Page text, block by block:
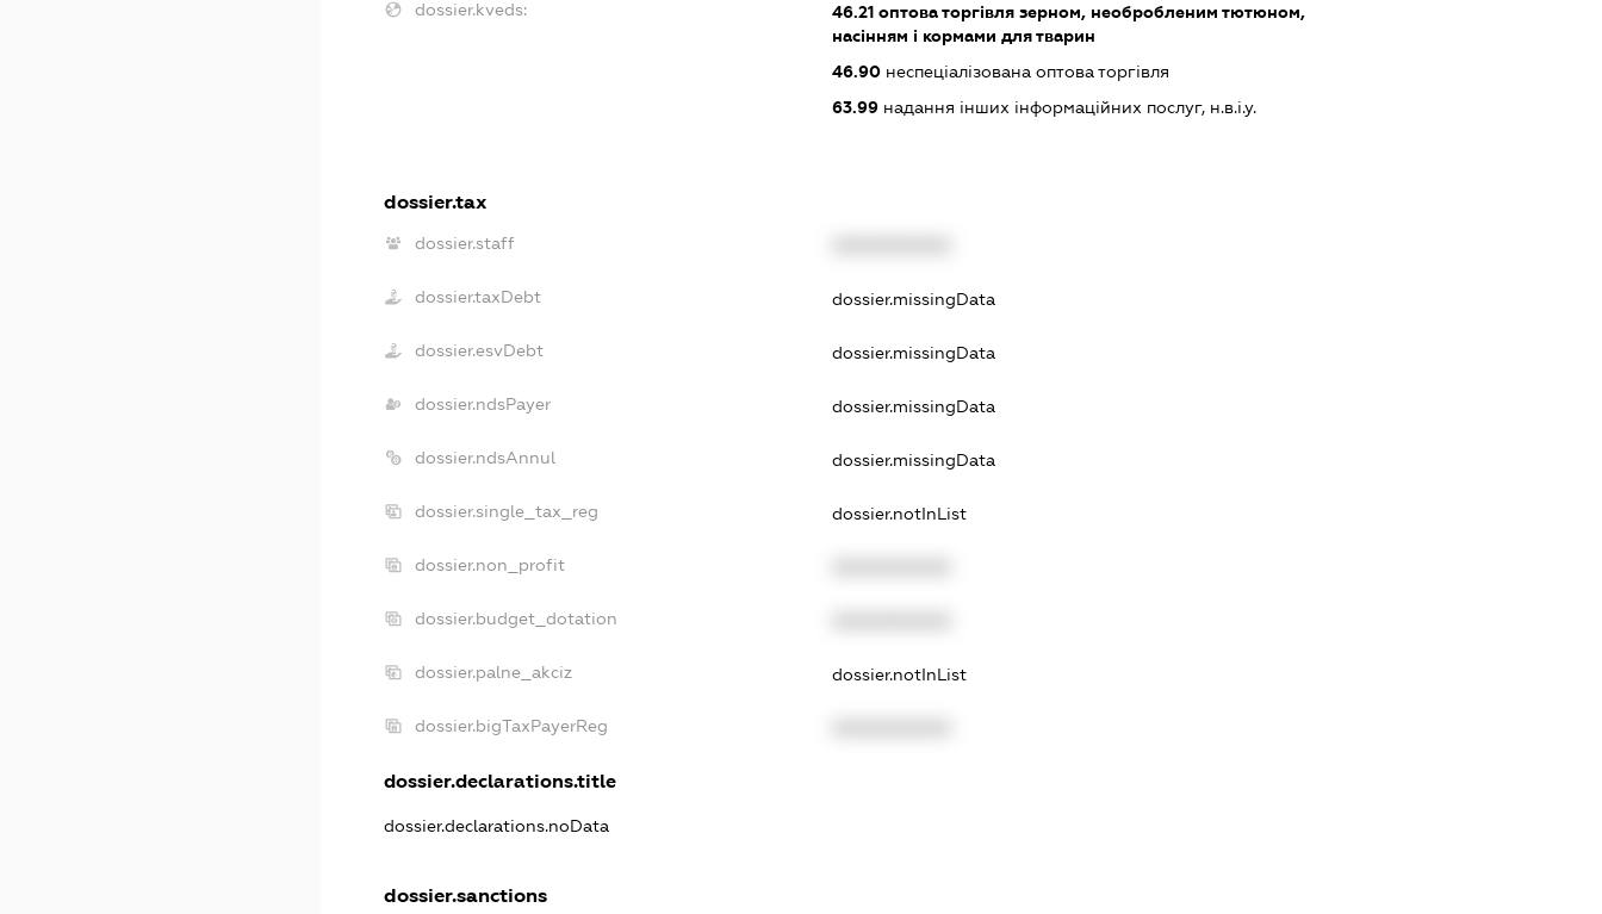
dossier.kveds: 46.21оптова торгівля зерном, необробленим тютюном,
насінням і кормами для тварин
46.90неспеціалізована оптова торгівля
63.99надання інших інформаційних послуг, н.в.і.у.
dossier.tax
dossier.staff
dossier.taxDebt dossier.missingData
dossier.esvDebt dossier.missingData
dossier.ndsPayer dossier.missingData
dossier.ndsAnnul dossier.missingData
dossier.single_tax_reg dossier.notInList
dossier.non_profit
dossier.budget_dotation
dossier.palne_akciz dossier.notInList
dossier.bigTaxPayerReg
dossier.declarations.title
dossier.declarations.noData
dossier.sanctions